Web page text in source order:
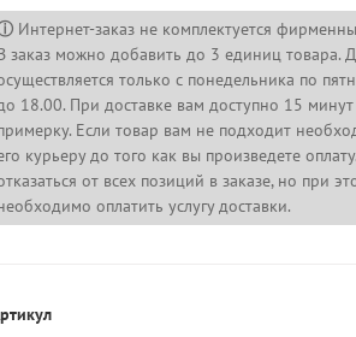
Интернет-заказ не комплектуется
заказ можно добавить до 3 единиц товара.
только с понедельника по
18.00. При доставке вам доступно 15
Если товар вам не подходит
курьеру до того как вы произведете
от всех позиций в заказе, но при
оплатить услугу доставки.